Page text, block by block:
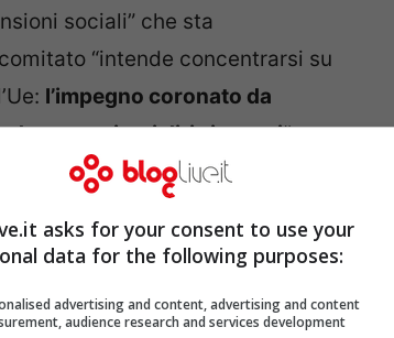
sociali” che sta
“intende concentrarsi su
l’impegno coronato da
democrazia e i diritti umani“,
dall’Ue” che “ha contribuito a
di guerra a un continente
norvegese come ha
asks for your consent to use your
data for the following purposes:
advertising and content, advertising and content
audience research and services development